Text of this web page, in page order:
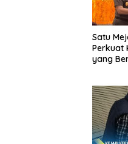
Satu
Perkuat
yang